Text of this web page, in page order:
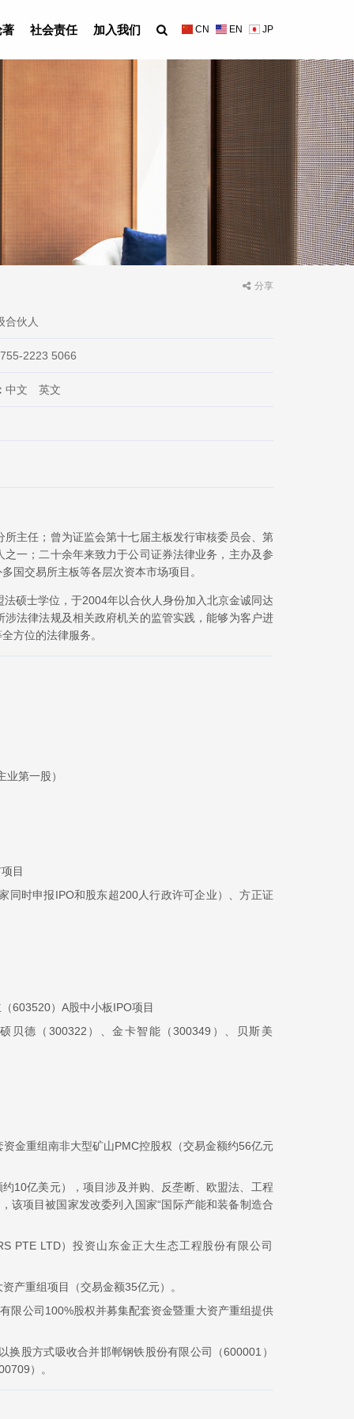
著 社会责任 加入我们 CN EN JP
分享
合伙人
2223 5066
中文 英文
主任；曾为证监会第十七届主板发行审核委员会、第
一；二十余年来致力于公司证券法律业务，主办及参
国交易所主板等各层次资本市场项目。
硕士学位，于2004年以合伙人身份加入北京金诚同达
法律法规及相关政府机关的监管实践，能够为客户进
方位的法律服务。
第一股）
目
同时申报IPO和股东超200人行政许可企业）、方正证
603520）A股中小板IPO项目
贝德（300322）、金卡智能（300349）、贝斯美
金重组南非大型矿山PMC控股权（交易金额约56亿元
10亿美元），项目涉及并购、反垄断、欧盟法、工程
该项目被国家发改委列入国家“国际产能和装备制造合
PTE LTD）投资山东金正大生态工程股份有限公司
产重组项目（交易金额35亿元）。
限公司100%股权并募集配套资金暨重大资产重组提供
股方式吸收合并邯郸钢铁股份有限公司（600001）
）。